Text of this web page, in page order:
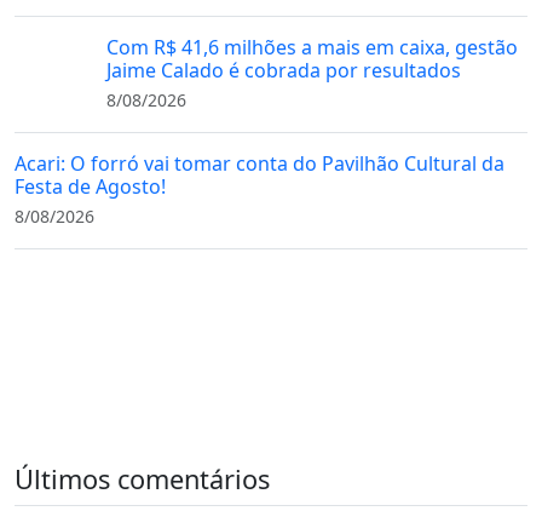
Com R$ 41,6 milhões a mais em caixa, gestão
Jaime Calado é cobrada por resultados
8/08/2026
Acari: O forró vai tomar conta do Pavilhão Cultural da
Festa de Agosto!
8/08/2026
Últimos comentários